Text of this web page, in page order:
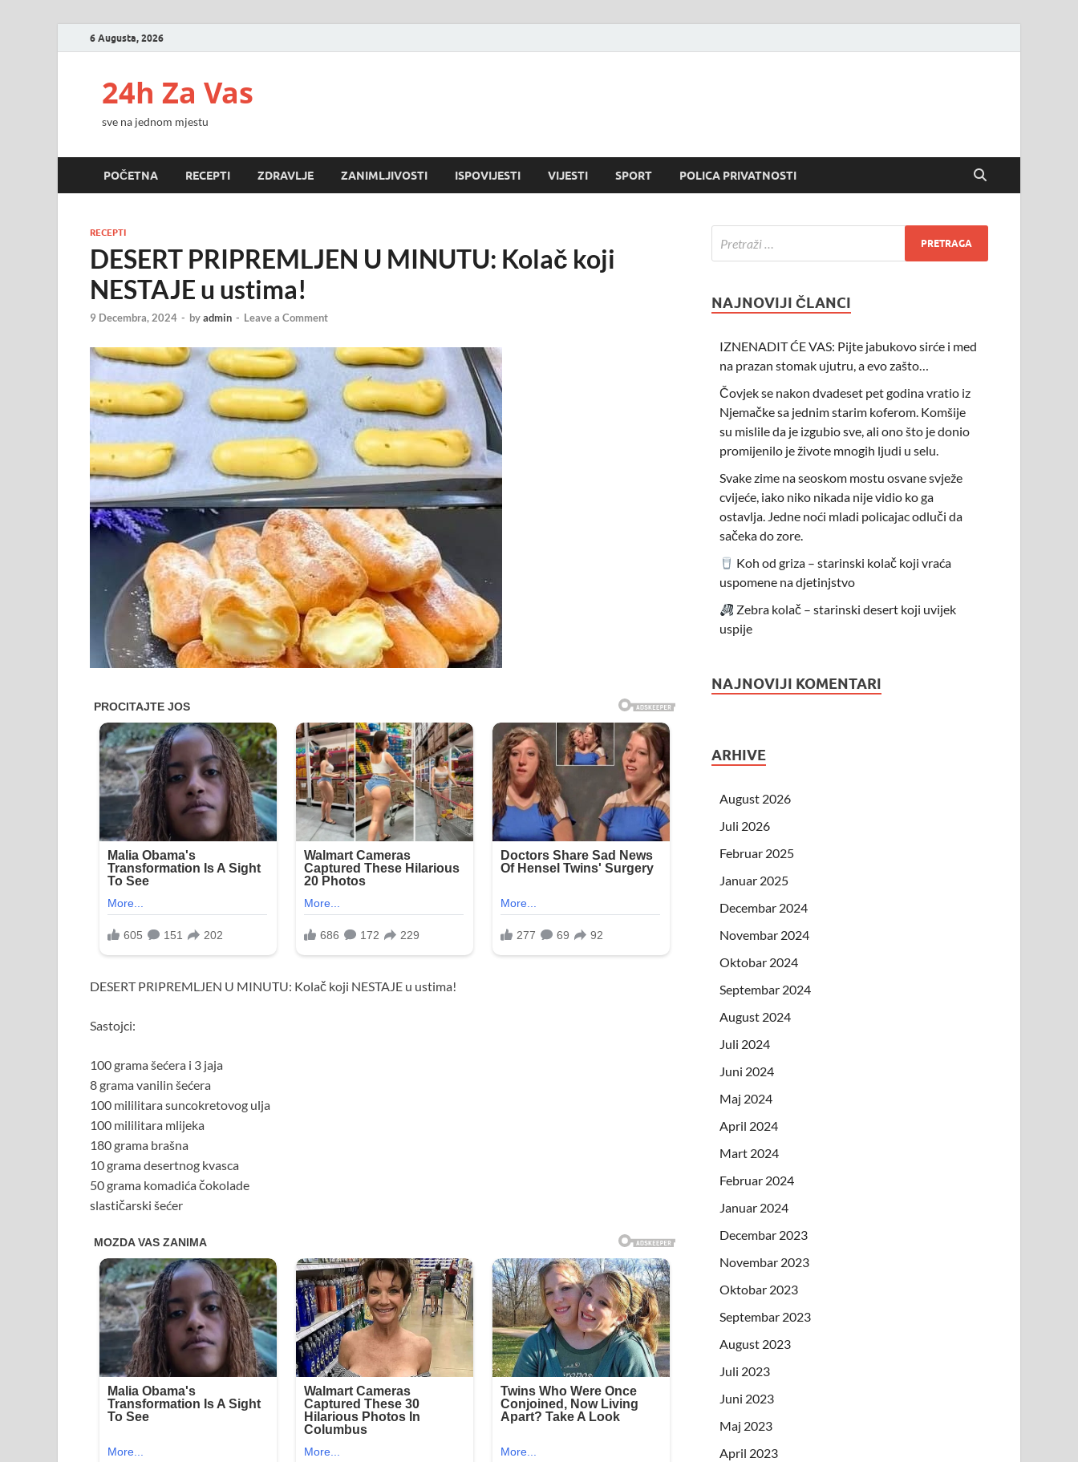
6 Augusta, 2026
24h Za Vas
sve na jednom mjestu
POČETNA RECEPTI ZDRAVLJE ZANIMLJIVOSTI ISPOVIJESTI VIJESTI SPORT POLICA PRIVATNOSTI
RECEPTI
DESERT PRIPREMLJEN U MINUTU: Kolač koji
NESTAJE u ustima!
9 Decembra, 2024 - byadmin - Leave a Comment
DESERT PRIPREMLJEN U MINUTU: Kolač koji NESTAJE u ustima!
Sastojci:
100 grama šećera i 3 jaja
8 grama vanilin šećera
100 mililitara suncokretovog ulja
100 mililitara mlijeka
180 grama brašna
10 grama desertnog kvasca
50 grama komadića čokolade
slastičarski šećer
NAJNOVIJI ČLANCI
IZNENADIT ĆE VAS: Pijte jabukovo sirće i med
na prazan stomak ujutru, a evo zašto…
Čovjek se nakon dvadeset pet godina vratio iz
Njemačke sa jednim starim koferom. Komšije
su mislile da je izgubio sve, ali ono što je donio
promijenilo je živote mnogih ljudi u selu.
Svake zime na seoskom mostu osvane svježe
cvijeće, iako niko nikada nije vidio ko ga
ostavlja. Jedne noći mladi policajac odluči da
sačeka do zore.
Koh od griza – starinski kolač koji vraća
uspomene na djetinjstvo
Zebra kolač – starinski desert koji uvijek
uspije
NAJNOVIJI KOMENTARI
ARHIVE
August 2026
Juli 2026
Februar 2025
Januar 2025
Decembar 2024
Novembar 2024
Oktobar 2024
Septembar 2024
August 2024
Juli 2024
Juni 2024
Maj 2024
April 2024
Mart 2024
Februar 2024
Januar 2024
Decembar 2023
Novembar 2023
Oktobar 2023
Septembar 2023
August 2023
Juli 2023
Juni 2023
Maj 2023
April 2023